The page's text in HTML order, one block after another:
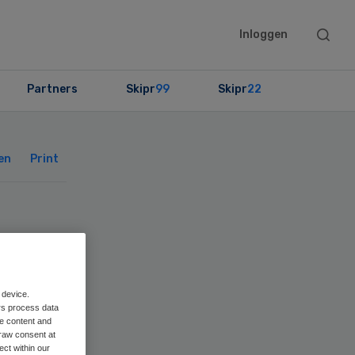
Inloggen
Search
Partners Skipr99 Skipr22
Print
process data
content and
consent at
within our